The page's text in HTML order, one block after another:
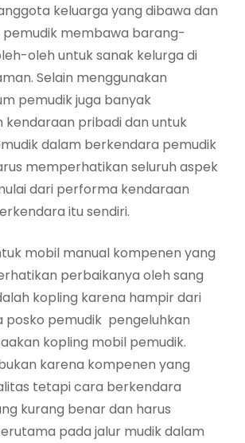
keluarga yang dibawa dan
membawa barang-
oleh untuk sanak kelurga di
Selain menggunakan
pemudik juga banyak
kendaraan pribadi dan untuk
dalam berkendara pemudik
memperhatikan seluruh aspek
dari performa kendaraan
itu sendiri.
mobil manual kompenen yang
perbaikanya oleh sang
kopling karena hampir dari
posko pemudik pengeluhkan
kopling mobil pemudik.
karena kompenen yang
tetapi cara berkendara
kurang benar dan harus
pada jalur mudik dalam